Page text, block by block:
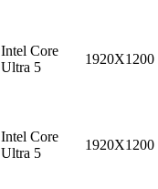
Intel Core
Ultra 5
1920X1200
Intel Core
Ultra 5
1920X1200